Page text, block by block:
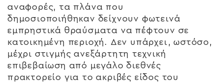
αναφορές, τα πλάνα που
δημοσιοποιήθηκαν δείχνουν φωτεινά
εμπρηστικά θραύσματα να πέφτουν σε
κατοικημένη περιοχή. Δεν υπάρχει, ωστόσο,
μέχρι στιγμής ανεξάρτητη τεχνική
επιβεβαίωση από μεγάλο διεθνές
πρακτορείο για το ακριβές είδος του